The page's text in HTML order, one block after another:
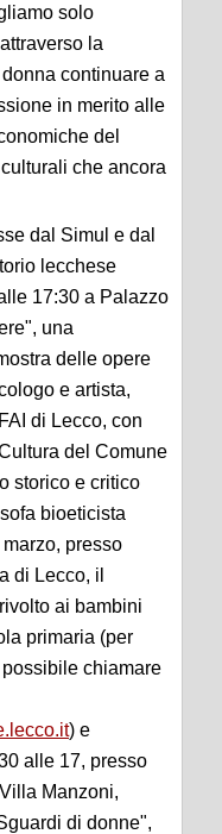
solo
la
continuare a
in merito alle
del
che ancora
dal Simul e dal
lecchese
17:30 a Palazzo
una
delle opere
e artista,
di Lecco, con
del Comune
storico e critico
bioeticista
presso
di Lecco, il
ai bambini
primaria (per
chiamare
) e
alle 17, presso
Manzoni,
di donne",